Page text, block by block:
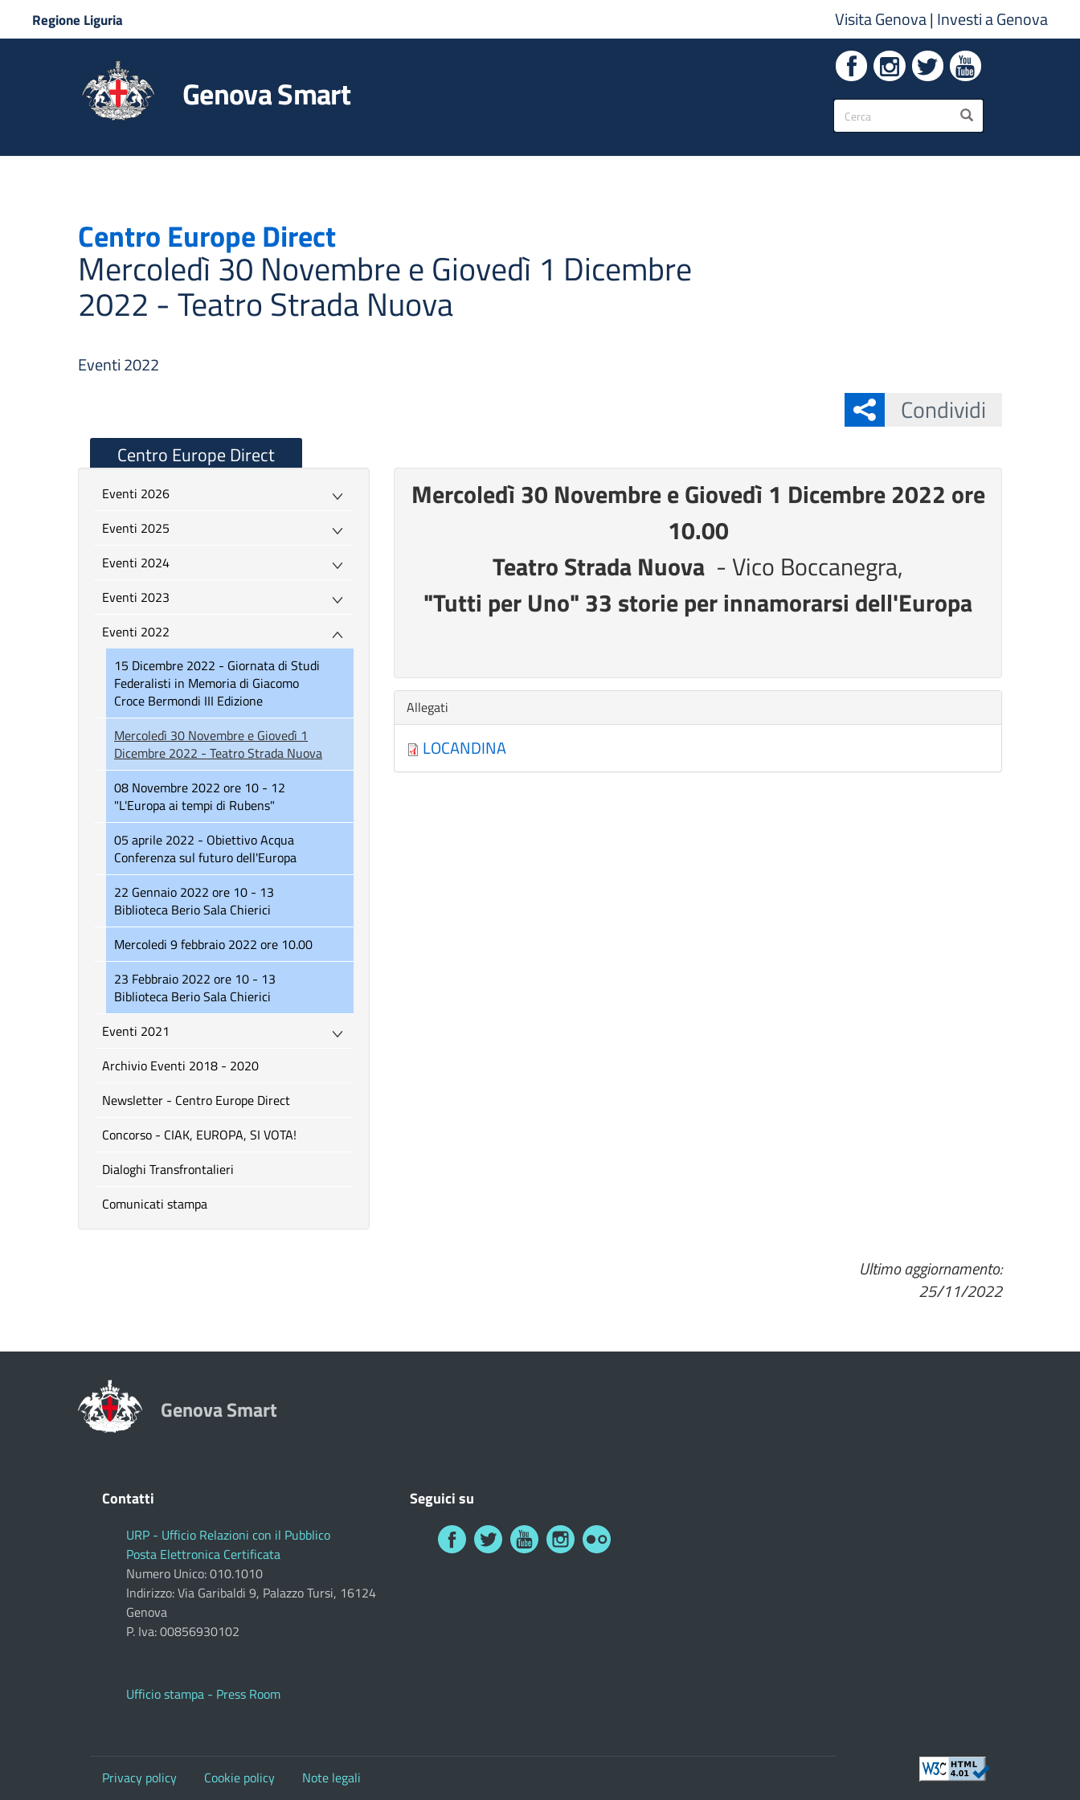
Regione Liguria Visita Genova| Investi a Genova
Genova Smart
Form
di
ricerca
CERCA
Centro Europe Direct
Mercoledì 30 Novembre e Giovedì 1 Dicembre
2022 - Teatro Strada Nuova
Eventi 2022
Condividi
Centro Europe Direct
Mercoledì 30 Novembre e Giovedì 1 Dicembre 2022 ore
10.00
Teatro Strada Nuova - Vico Boccanegra,
"Tutti per Uno" 33 storie per innamorarsi dell'Europa
Nascondi
Allegati
LOCANDINA
Eventi 2026
Eventi 2025
Eventi 2024
Eventi 2023
Eventi 2022
15 Dicembre 2022 - Giornata di Studi
Federalisti in Memoria di Giacomo
Croce Bermondi III Edizione
Mercoledì 30 Novembre e Giovedì 1
Dicembre 2022 - Teatro Strada Nuova
08 Novembre 2022 ore 10 - 12
"L'Europa ai tempi di Rubens"
05 aprile 2022 - Obiettivo Acqua
Conferenza sul futuro dell'Europa
22 Gennaio 2022 ore 10 - 13
Biblioteca Berio Sala Chierici
Mercoledi 9 febbraio 2022 ore 10.00
23 Febbraio 2022 ore 10 - 13
Biblioteca Berio Sala Chierici
Eventi 2021
Archivio Eventi 2018 - 2020
Newsletter - Centro Europe Direct
Concorso - CIAK, EUROPA, SI VOTA!
Dialoghi Transfrontalieri
Comunicati stampa
Ultimo aggiornamento:
25/11/2022
Genova Smart
Contatti
URP - Ufficio Relazioni con il Pubblico
Posta Elettronica Certificata
Numero Unico: 010.1010
Indirizzo: Via Garibaldi 9, Palazzo Tursi, 16124
Genova
P. Iva: 00856930102
Ufficio stampa - Press Room
Seguici su
Privacy policy Cookie policy Note legali